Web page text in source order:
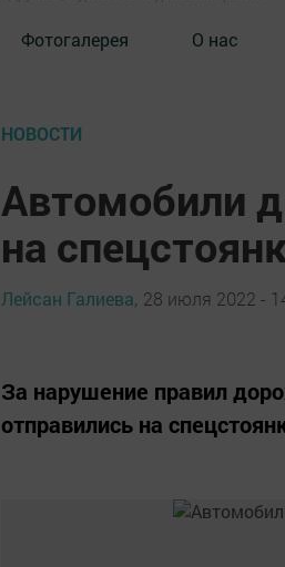
Фотогалерея О нас
НОВОСТИ
Автомобили
на
Лейсан Галиева, 28 июля 2022 -
За нарушение правил
отправились на